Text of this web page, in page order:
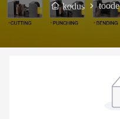
kodus toode